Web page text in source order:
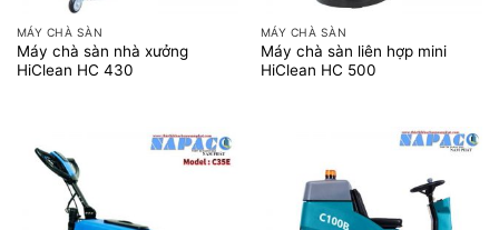
MÁY CHÀ SÀN
Máy chà sàn nhà xưởng
HiClean HC 430
MÁY CHÀ SÀN
Máy chà sàn liên hợp mini
HiClean HC 500